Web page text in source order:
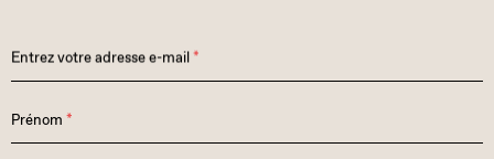
Entrez votre adresse e-mail*
Prénom *